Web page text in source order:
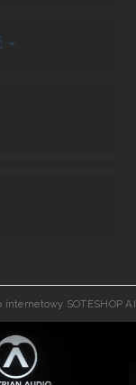
internetowy SOTESHOP AI